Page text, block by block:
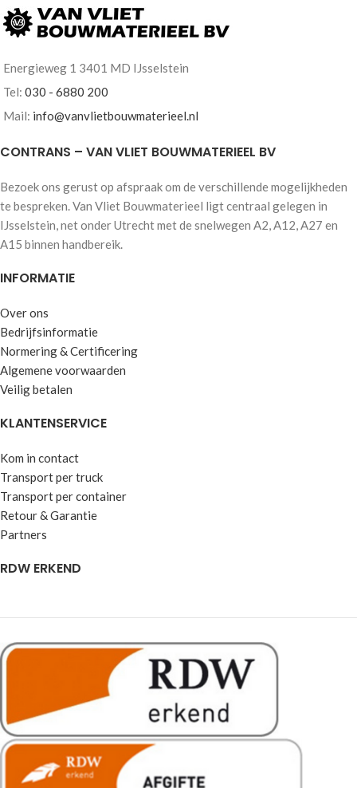
Energieweg 1 3401 MD IJsselstein
Tel: 030 - 6880 200
Mail: info@vanvlietbouwmaterieel.nl
CONTRANS – VAN VLIET BOUWMATERIEEL BV
Bezoek ons gerust op afspraak om de verschillende mogelijkheden
te bespreken. Van Vliet Bouwmaterieel ligt centraal gelegen in
IJsselstein, net onder Utrecht met de snelwegen A2, A12, A27 en
A15 binnen handbereik.
INFORMATIE
Over ons
Bedrijfsinformatie
Normering & Certificering
Algemene voorwaarden
Veilig betalen
KLANTENSERVICE
Kom in contact
Transport per truck
Transport per container
Retour & Garantie
Partners
RDW ERKEND